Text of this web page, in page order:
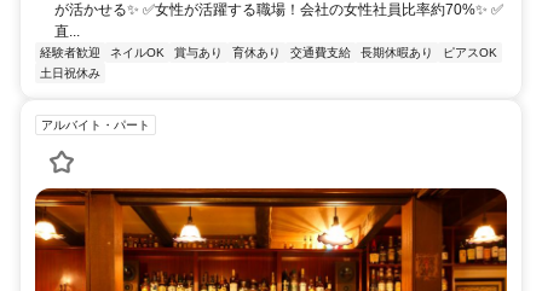
が活かせる✨ ✅女性が活躍する職場！会社の女性社員比率約70%✨ ✅
直...
経験者歓迎 ネイルOK 賞与あり 育休あり 交通費支給 長期休暇あり
ピアスOK
土日祝休み
アルバイト・パート